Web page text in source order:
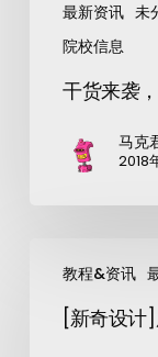
最新资讯 未
院校信息
干货来袭
马克
2018
教程&资讯
[新奇设